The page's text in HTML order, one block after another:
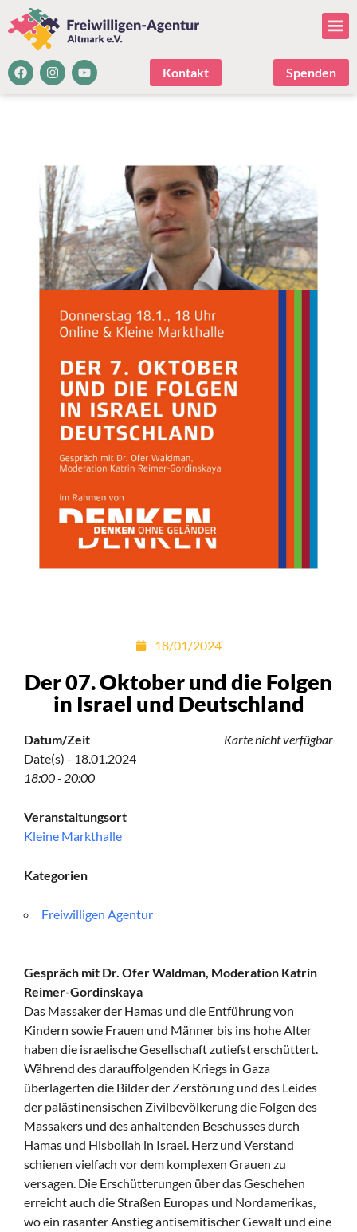
Kontakt Spenden
18/01/2024
Der 07. Oktober und die Folgen
in Israel und Deutschland
Karte nicht verfügbar
Datum/Zeit
Date(s) - 18.01.2024
18:00 - 20:00
Veranstaltungsort
Kleine Markthalle
Kategorien
Freiwilligen Agentur
Gespräch mit Dr. Ofer Waldman, Moderation Katrin
Reimer-Gordinskaya
Das Massaker der Hamas und die Entführung von
Kindern sowie Frauen und Männer bis ins hohe Alter
haben die israelische Gesellschaft zutiefst erschüttert.
Während des darauffolgenden Kriegs in Gaza
überlagerten die Bilder der Zerstörung und des Leides
der palästinensischen Zivilbevölkerung die Folgen des
Massakers und des anhaltenden Beschusses durch
Hamas und Hisbollah in Israel. Herz und Verstand
schienen vielfach vor dem komplexen Grauen zu
versagen. Die Erschütterungen über das Geschehen
erreicht auch die Straßen Europas und Nordamerikas,
wo ein rasanter Anstieg antisemitischer Gewalt und eine